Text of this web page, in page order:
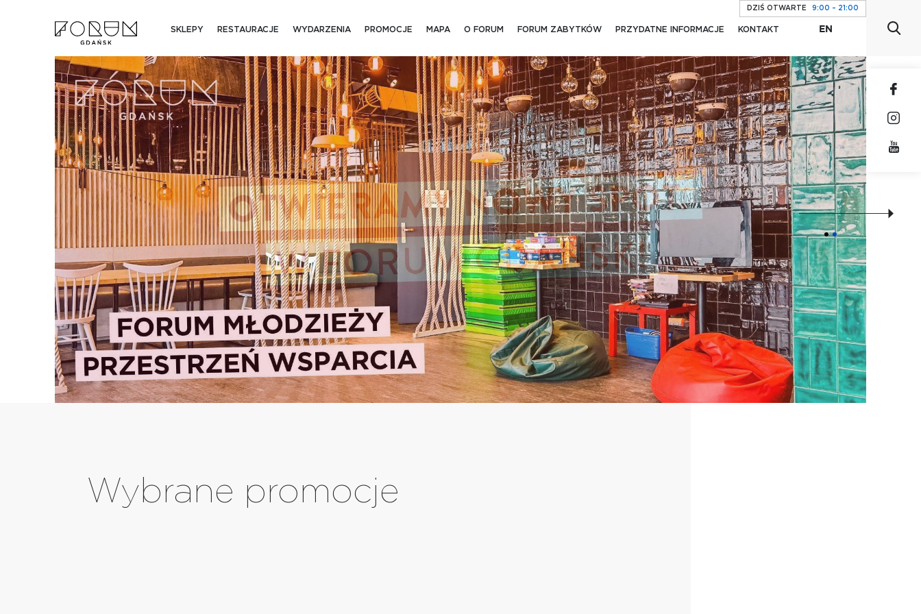
SKLEPY RESTAURACJE WYDARZENIA PROMOCJE MAPA O FORUM FORUM ZABYTKÓW PRZYDATNE INFORMACJE KONTAKT
DZIŚ OTWARTE 9:00 – 21:00
EN
Wybrane promocje